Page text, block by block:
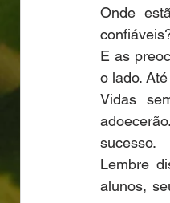
Onde
E as
o lado.
Vidas
sucesso.
Lembre
alunos,